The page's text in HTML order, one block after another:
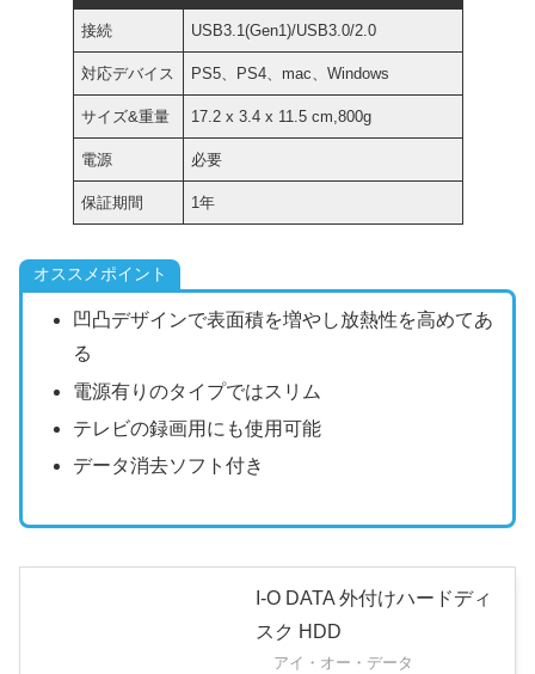
接続 USB3.1(Gen1)/USB3.0/2.0
対応デバイス PS5、PS4、mac、Windows
サイズ&重量 ‎17.2 x 3.4 x 11.5 cm,800g
電源 必要
保証期間 1年
オススメポイント
凹凸デザインで表面積を増やし放熱性を高めてあ
る
電源有りのタイプではスリム
テレビの録画用にも使用可能
データ消去ソフト付き
I-O DATA 外付けハードディ
スク HDD
アイ・オー・データ